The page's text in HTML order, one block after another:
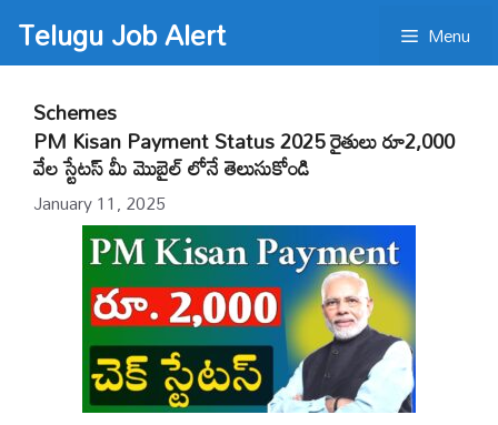
content
Telugu Job Alert Menu
Schemes
PM Kisan Payment Status 2025 రైతులు రూ2,000
వేల స్టేటస్ మీ మొబైల్ లోనే తెలుసుకోండి
January 11, 2025